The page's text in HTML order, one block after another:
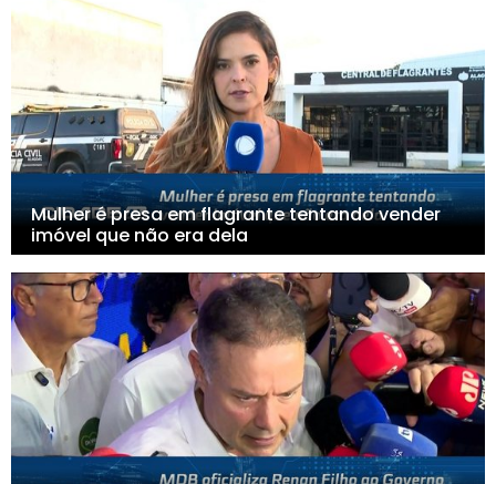
Mulher é presa em flagrante tentando vender
imóvel que não era dela